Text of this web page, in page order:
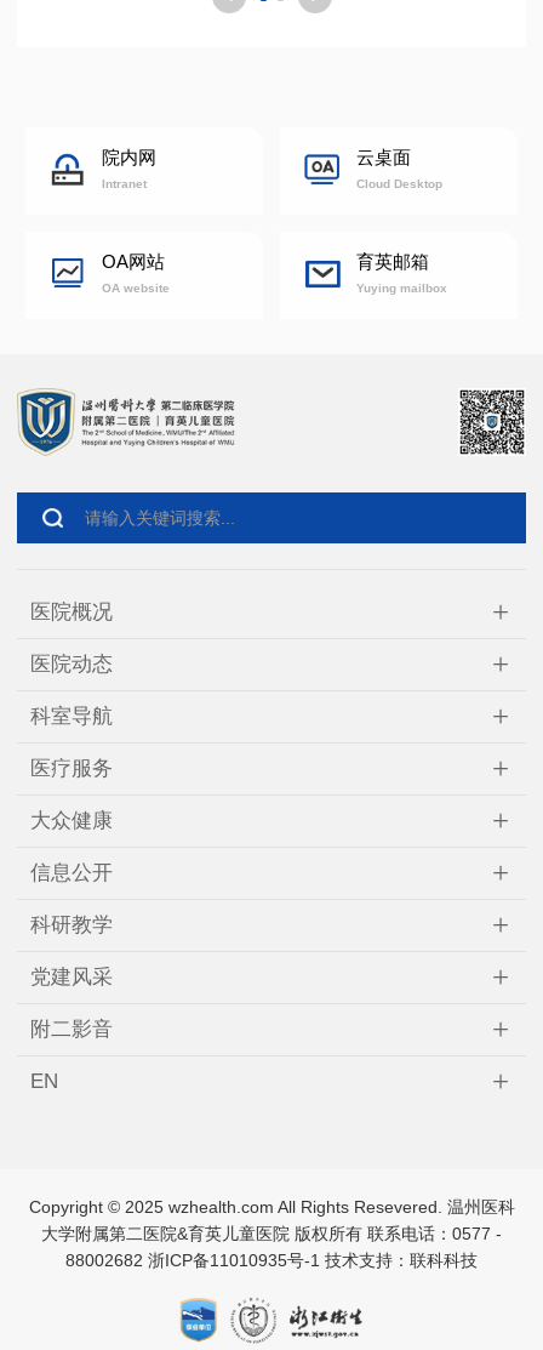
院内网
Intranet
云桌面
Cloud Desktop
OA网站
OA website
育英邮箱
Yuying mailbox
↑
TOP
医院概况 +
医院动态 +
科室导航 +
医疗服务 +
大众健康 +
信息公开 +
科研教学 +
党建风采 +
附二影音 +
EN +
Copyright © 2025 wzhealth.com All Rights Resevered. 温州医科
大学附属第二医院&育英儿童医院 版权所有 联系电话：0577 -
88002682 浙ICP备11010935号-1 技术支持：联科科技